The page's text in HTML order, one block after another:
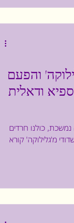
והפעם
ודאלית
כולנו חרדים
מ'גלילוקה' קורא